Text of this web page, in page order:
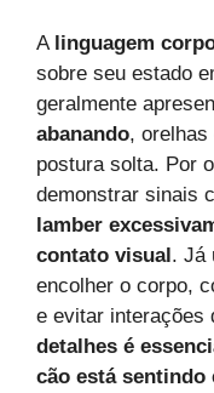
A linguagem
sobre seu estado
geralmente
abanando, orelhas
postura solta. Por
demonstrar sinais
lamber
contato visual. Já
encolher o corpo,
e evitar interações
detalhes é
cão está sentindo